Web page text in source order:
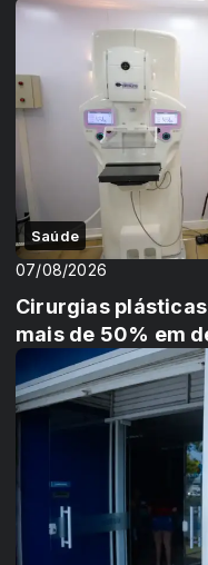
Saúde
07/08/2026
Cirurgias
mais de 50% em